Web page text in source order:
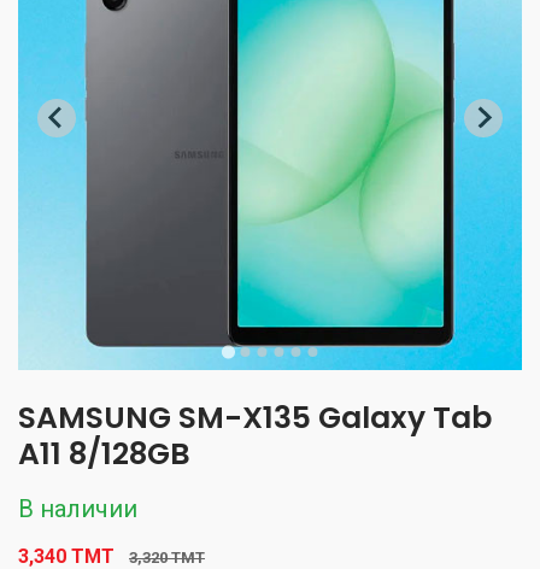
SAMSUNG SM-X135 Galaxy Tab
A11 8/128GB
В наличии
3,340 TMT 3,320 TMT